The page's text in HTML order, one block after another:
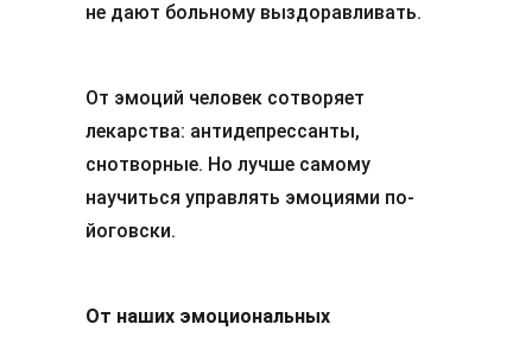
не дают больному выздоравливать.
От эмоций человек сотворяет
лекарства: антидепрессанты,
снотворные. Но лучше самому
научиться управлять эмоциями по-
йоговски.
От наших эмоциональных